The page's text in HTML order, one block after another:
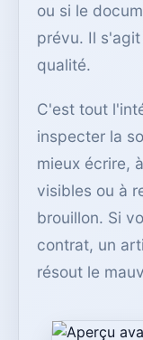
ou si le
prévu. Il
qualité.
C'est tout
inspecter la
mieux écrire,
visibles ou à
brouillon. Si
contrat, un
résout le